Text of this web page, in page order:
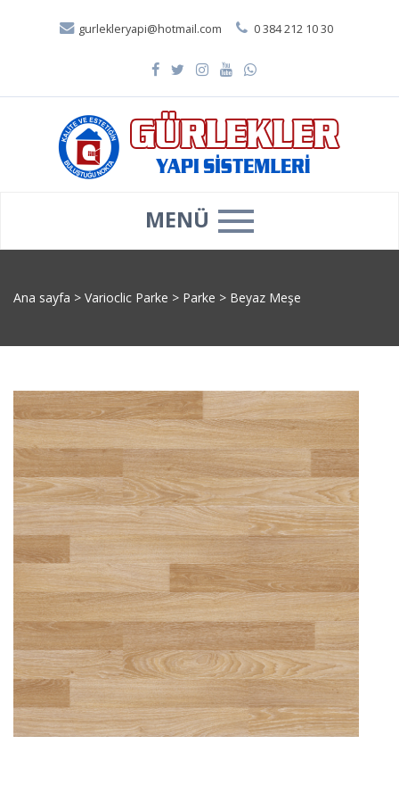
gurlekleryapi@hotmail.com 0 384 212 10 30
MENÜ
Ana sayfa > Varioclic Parke > Parke > Beyaz Meşe